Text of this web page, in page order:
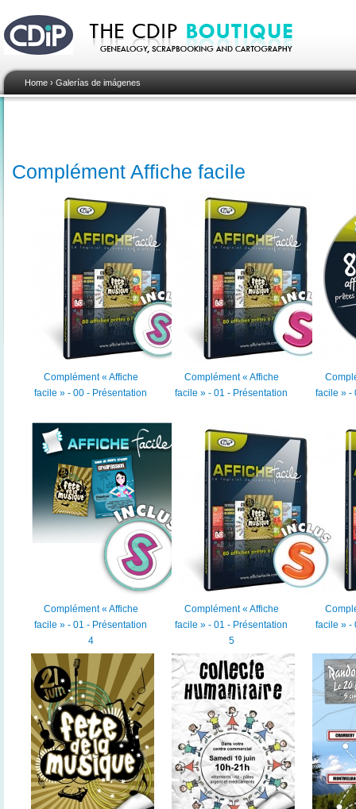
Home › Galerías de imágenes
Complément Affiche facile
Complément « Affiche
facile » - 00 - Présentation
Complément « Affiche
facile » - 01 - Présentation
facile » -
Complément « Affiche
facile » - 01 - Présentation
4
Complément « Affiche
facile » - 01 - Présentation
5
facile » -